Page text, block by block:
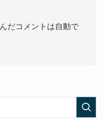
だコメントは自動で